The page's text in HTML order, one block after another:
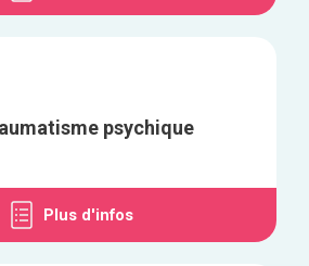
psychique
Plus d'infos